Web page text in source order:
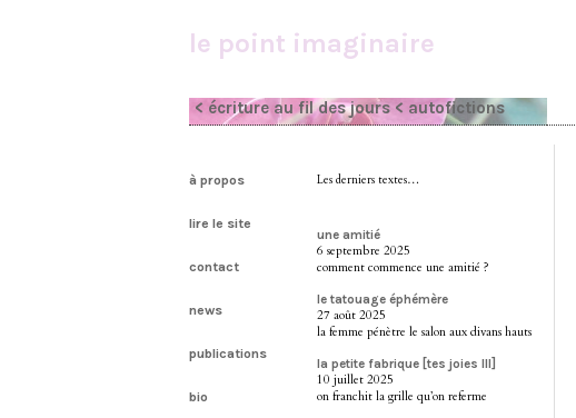
le point imaginaire
< écriture au fil des jours < autofictions
à propos
lire le site
contact
news
publications
bio
Les derniers textes…
une amitié
6 septembre 2025
comment commence une amitié ?
le tatouage éphémère
27 août 2025
la femme pénètre le salon aux divans hauts
la petite fabrique [tes joies III]
10 juillet 2025
on franchit la grille qu’on referme